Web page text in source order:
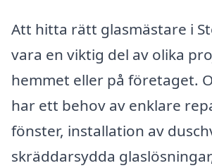
Att hitta rätt glasmästare i
vara en viktig del av olika
hemmet eller på företaget.
har ett behov av enklare
fönster, installation av
skräddarsydda